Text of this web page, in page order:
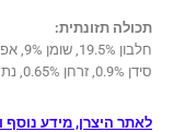
תכולה תזונתית:
סידן 0.9%, זרחן 0.65%, נתרן 0.2%.
לאתר היצרן, מידע